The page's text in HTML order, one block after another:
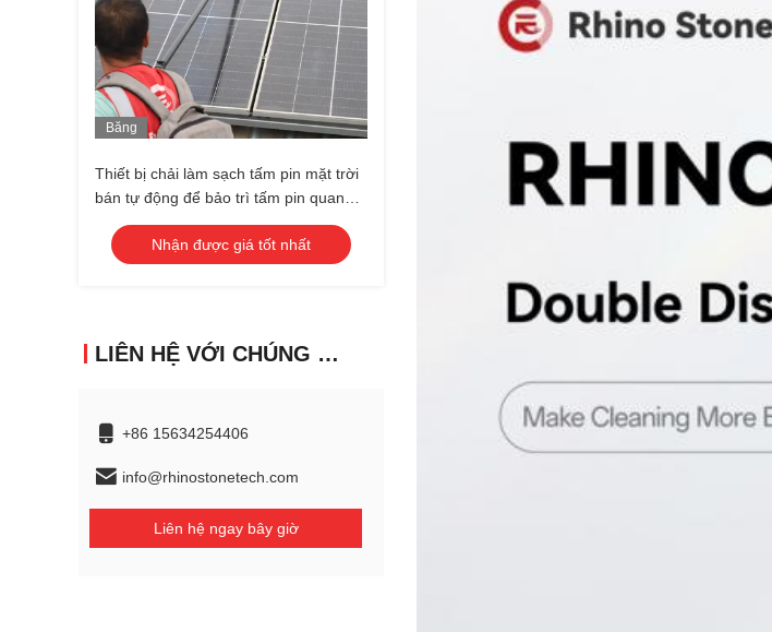
Băng
Thiết bị chải làm sạch tấm pin mặt trời
bán tự động để bảo trì tấm pin quang
Nhận được giá tốt nhất
LIÊN HỆ VỚI CHÚNG TÔI
+86 15634254406
info@rhinostonetech.com
Liên hệ ngay bây giờ